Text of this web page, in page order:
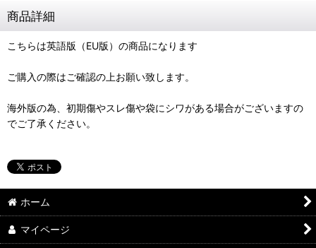
商品詳細
こちらは英語版（EU版）の商品になります
ご購入の際はご確認の上お願い致します。
海外版の為、初期傷やスレ傷や袋にシワがある場合がございますの
でご了承ください。
ホーム
マイページ